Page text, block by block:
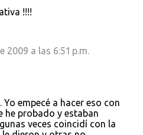
!!!!
2009 a las 6:51 p.m.
Yo empecé a hacer eso con
he probado y estaban
veces coincidí con la